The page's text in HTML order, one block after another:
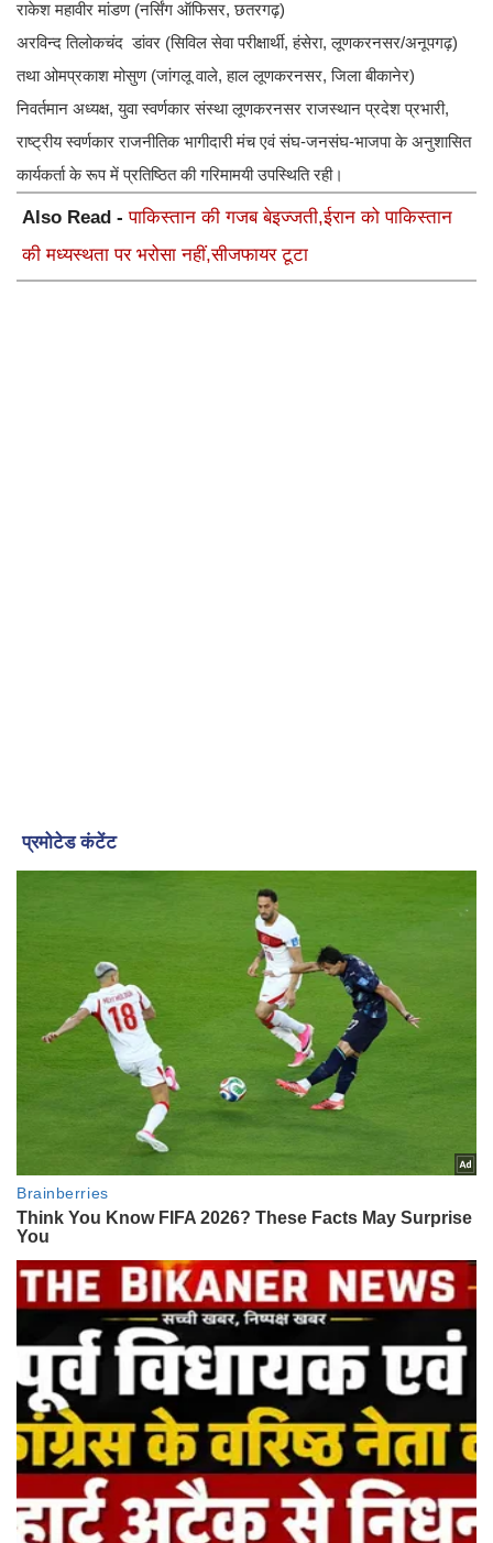
राकेश महावीर मांडण (नर्सिंग ऑफिसर, छतरगढ़)
अरविन्द तिलोकचंद डांवर (सिविल सेवा परीक्षार्थी, हंसेरा, लूणकरनसर/अनूपगढ़)
तथा ओमप्रकाश मोसुण (जांगलू वाले, हाल लूणकरनसर, जिला बीकानेर)
निवर्तमान अध्यक्ष, युवा स्वर्णकार संस्था लूणकरनसर राजस्थान प्रदेश प्रभारी,
राष्ट्रीय स्वर्णकार राजनीतिक भागीदारी मंच एवं संघ-जनसंघ-भाजपा के अनुशासित
कार्यकर्ता के रूप में प्रतिष्ठित की गरिमामयी उपस्थिति रही।
Also Read -पाकिस्तान की गजब बेइज्जती,ईरान को पाकिस्तान
की मध्यस्थता पर भरोसा नहीं,सीजफायर टूटा